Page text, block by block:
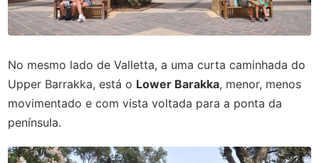
No mesmo lado de Valletta, a uma curta caminhada do
Upper Barrakka, está o Lower Barakka, menor, menos
movimentado e com vista voltada para a ponta da
península.